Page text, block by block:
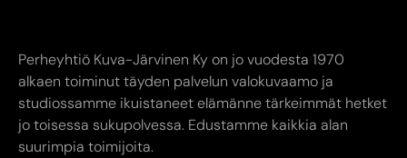
Perheyhtiö Kuva-Järvinen Ky on jo vuodesta 1970
alkaen toiminut täyden palvelun valokuvaamo ja
studiossamme ikuistaneet elämänne tärkeimmät hetket
jo toisessa sukupolvessa. Edustamme kaikkia alan
suurimpia toimijoita.